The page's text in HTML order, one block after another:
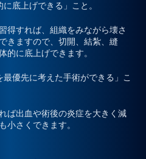
に底上げできる」 こと。
得すれば、 組織をみながら壊さ
きますので、切開、結紮、縫
的に底上げできます。
最優先に考えた手術ができる」
こ
ば出血や術後の炎症を大きく減
小さくできます。